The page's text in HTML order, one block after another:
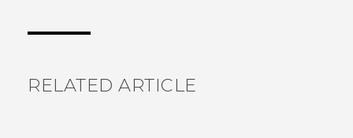
RELATED ARTICLE